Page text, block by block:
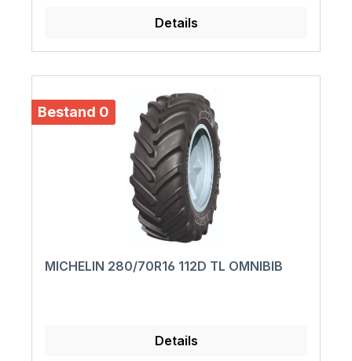
Details
Bestand 0
MICHELIN 280/70R16 112D TL OMNIBIB
Details